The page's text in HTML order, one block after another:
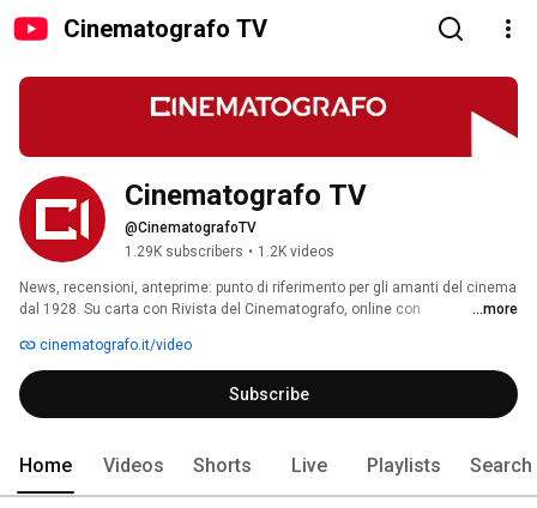
Cinematografo TV
Cinematografo TV
@CinematografoTV
1.29K subscribers • 1.2K videos
News, recensioni, anteprime: punto di riferimento per gli amanti del cinema
dal 1928. Su carta con Rivista del Cinematografo, online con
...more
cinematografo.it/video
Subscribe
Home Videos Shorts Live Playlists Search